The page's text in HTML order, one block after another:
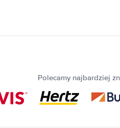
Polecamy najbardziej